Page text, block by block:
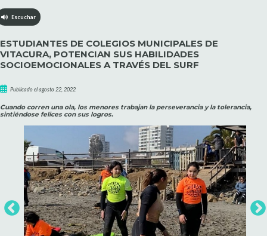
Escuchar
ESTUDIANTES DE COLEGIOS MUNICIPALES DE
VITACURA, POTENCIAN SUS HABILIDADES
SOCIOEMOCIONALES A TRAVÉS DEL SURF
Publicado el agosto 22, 2022
Cuando corren una ola, los menores trabajan la perseverancia y la tolerancia,
sintiéndose felices con sus logros.